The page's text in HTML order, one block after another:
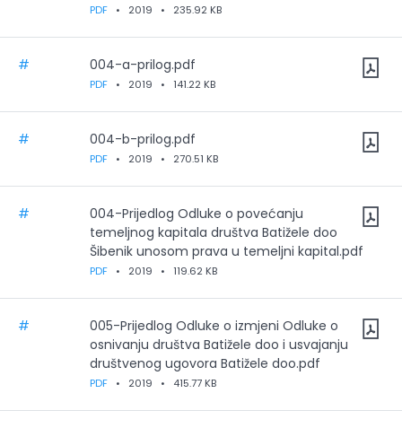
PDF • 2019 • 235.92 KB
# 004-a-prilog.pdf
PDF • 2019 • 141.22 KB
# 004-b-prilog.pdf
PDF • 2019 • 270.51 KB
#
004-Prijedlog Odluke o povećanju
temeljnog kapitala društva Batižele doo
Šibenik unosom prava u temeljni kapital.pdf
PDF • 2019 • 119.62 KB
#
005-Prijedlog Odluke o izmjeni Odluke o
osnivanju društva Batižele doo i usvajanju
društvenog ugovora Batižele doo.pdf
PDF • 2019 • 415.77 KB